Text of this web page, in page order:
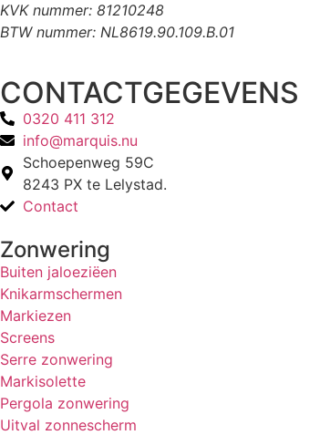
KVK nummer: 81210248
BTW nummer: NL8619.90.109.B.01
CONTACTGEGEVENS
0320 411 312
info@marquis.nu
Schoepenweg 59C
8243 PX te Lelystad.
Contact
Zonwering
Buiten jaloeziëen
Knikarmschermen
Markiezen
Screens
Serre zonwering
Markisolette
Pergola zonwering
Uitval zonnescherm